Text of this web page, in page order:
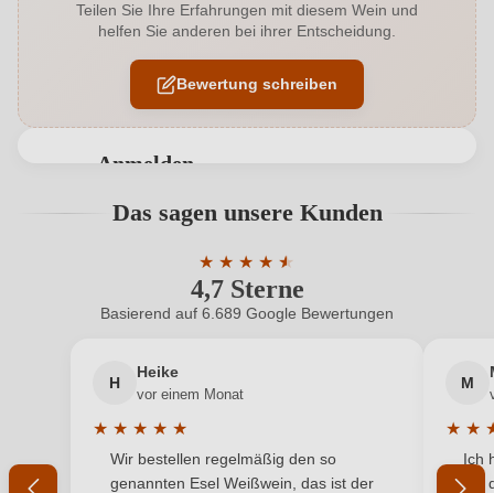
Allergene Enthält Sulfite
Bio EU
Geographische Angabe
Alemat
adresse
15020 Ponzano Monferrato, Italien
Teilen Sie Ihre Erfahrungen mit diesem Wein und
helfen Sie anderen bei ihrer Entscheidung.
Bewertung schreiben
Anmelden
Benutzern abgegeben werden. Bitte loggen Sie sich
Neuer Kunde? Neuer Kunde?
Ihre E-Mail-Adresse
Ihr Passwort
Das sagen unsere Kunden
4,7 Sterne
★ ★ ★ ★ ★
★
Durchschnittliche Bewertung von 4.7
Basierend auf 6.689 Google Bewertungen
H
Heike
vor einem Monat
★ ★ ★ ★ ★
Durchschnittliche Bewertung von 5 von 5 Sternen
Wir bestellen regelmäßig den so
genannten Esel Weißwein, das ist der
M
★ ★
Ich
mit